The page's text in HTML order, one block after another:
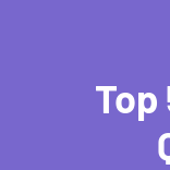
Top